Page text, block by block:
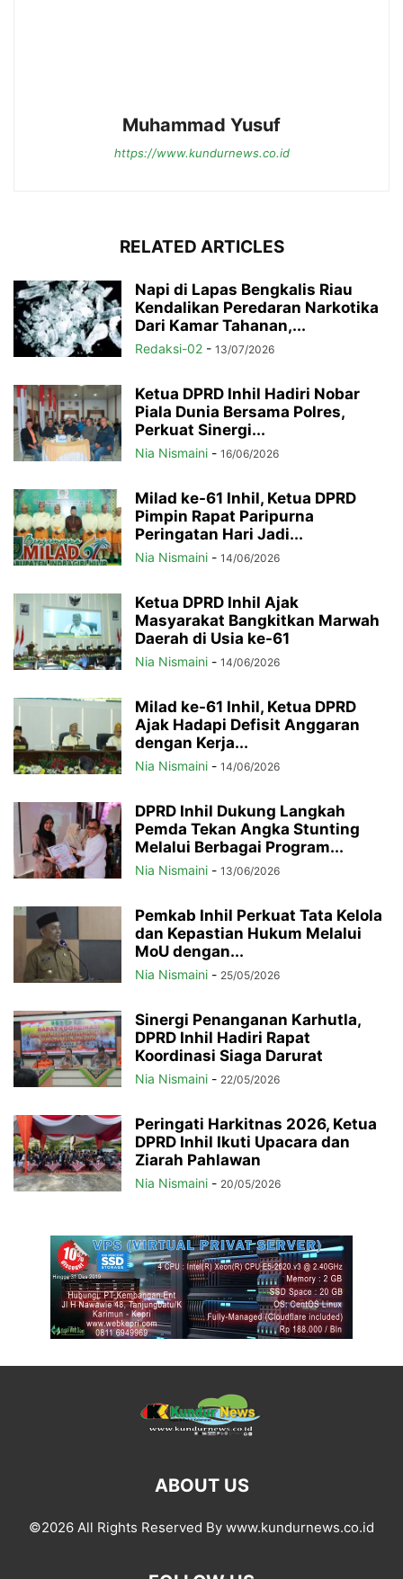
Muhammad Yusuf
https://www.kundurnews.co.id
RELATED ARTICLES
Napi di Lapas Bengkalis Riau
Kendalikan Peredaran Narkotika
Dari Kamar Tahanan,...
Redaksi-02 - 13/07/2026
Ketua DPRD Inhil Hadiri Nobar
Piala Dunia Bersama Polres,
Perkuat Sinergi...
Nia Nismaini - 16/06/2026
Milad ke-61 Inhil, Ketua DPRD
Pimpin Rapat Paripurna
Peringatan Hari Jadi...
Nia Nismaini - 14/06/2026
Ketua DPRD Inhil Ajak
Masyarakat Bangkitkan Marwah
Daerah di Usia ke-61
Nia Nismaini - 14/06/2026
Milad ke-61 Inhil, Ketua DPRD
Ajak Hadapi Defisit Anggaran
dengan Kerja...
Nia Nismaini - 14/06/2026
DPRD Inhil Dukung Langkah
Pemda Tekan Angka Stunting
Melalui Berbagai Program...
Nia Nismaini - 13/06/2026
Pemkab Inhil Perkuat Tata Kelola
dan Kepastian Hukum Melalui
MoU dengan...
Nia Nismaini - 25/05/2026
Sinergi Penanganan Karhutla,
DPRD Inhil Hadiri Rapat
Koordinasi Siaga Darurat
Nia Nismaini - 22/05/2026
Peringati Harkitnas 2026, Ketua
DPRD Inhil Ikuti Upacara dan
Ziarah Pahlawan
Nia Nismaini - 20/05/2026
ABOUT US
©2026 All Rights Reserved By www.kundurnews.co.id